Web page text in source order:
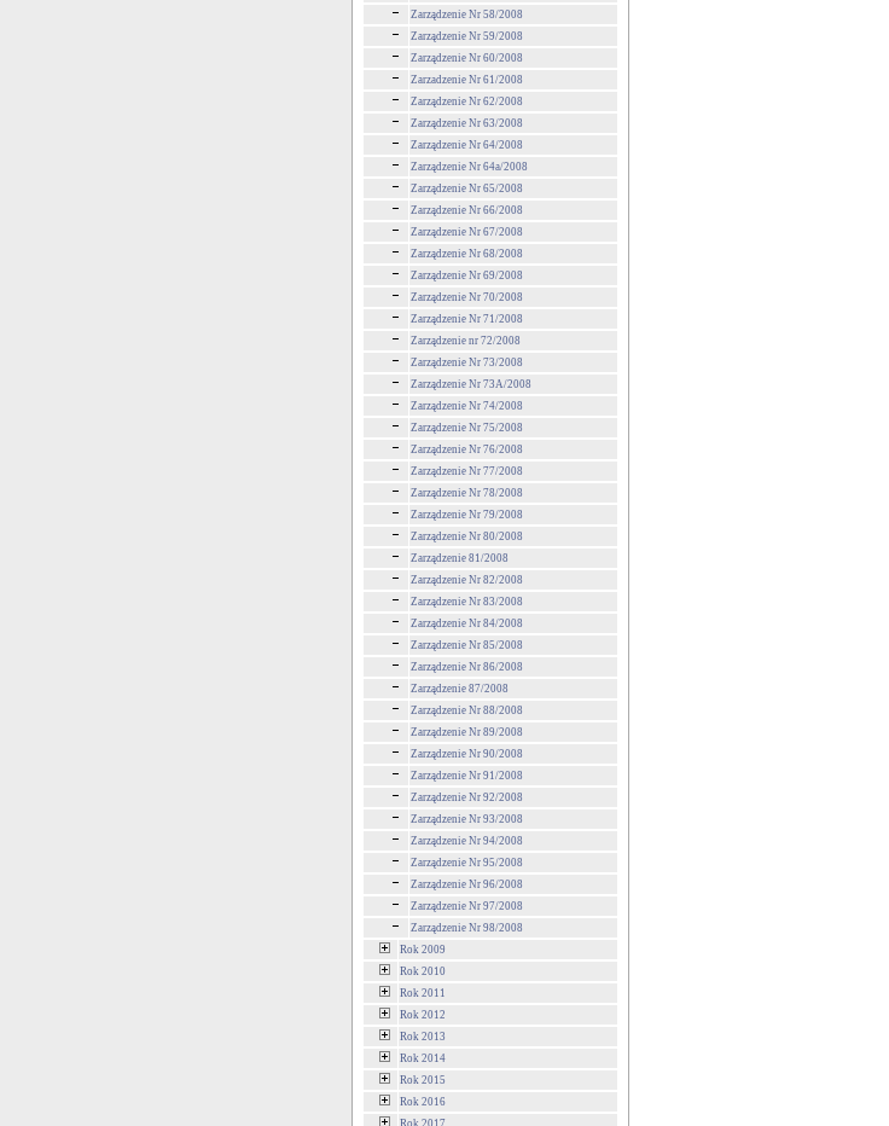
Zarządzenie Nr 58/2008
Zarządzenie Nr 59/2008
Zarządzenie Nr 60/2008
Zarzadzenie Nr 61/2008
Zarządzenie Nr 62/2008
Zarządzenie Nr 63/2008
Zarządzenie Nr 64/2008
Zarządzenie Nr 64a/2008
Zarządzenie Nr 65/2008
Zarządzenie Nr 66/2008
Zarządzenie Nr 67/2008
Zarządzenie Nr 68/2008
Zarządzenie Nr 69/2008
Zarządzenie Nr 70/2008
Zarządzenie Nr 71/2008
Zarządzenie nr 72/2008
Zarządzenie Nr 73/2008
Zarządzenie Nr 73A/2008
Zarządzenie Nr 74/2008
Zarządzenie Nr 75/2008
Zarządzenie Nr 76/2008
Zarządzenie Nr 77/2008
Zarządzenie Nr 78/2008
Zarządzenie Nr 79/2008
Zarządzenie Nr 80/2008
Zarządzenie 81/2008
Zarządzenie Nr 82/2008
Zarządzenie Nr 83/2008
Zarządzenie Nr 84/2008
Zarządzenie Nr 85/2008
Zarządzenie Nr 86/2008
Zarządzenie 87/2008
Zarządzenie Nr 88/2008
Zarządzenie Nr 89/2008
Zarządzenie Nr 90/2008
Zarządzenie Nr 91/2008
Zarządzenie Nr 92/2008
Zarządzenie Nr 93/2008
Zarządzenie Nr 94/2008
Zarządzenie Nr 95/2008
Zarządzenie Nr 96/2008
Zarządzenie Nr 97/2008
Zarządzenie Nr 98/2008
Rok 2009
Rok 2010
Rok 2011
Rok 2012
Rok 2013
Rok 2014
Rok 2015
Rok 2016
Rok 2017